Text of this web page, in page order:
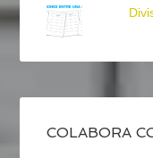
COLABORA